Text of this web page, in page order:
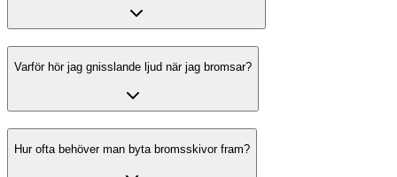
Varför hör jag gnisslande ljud när jag bromsar?
Hur ofta behöver man byta bromsskivor fram?